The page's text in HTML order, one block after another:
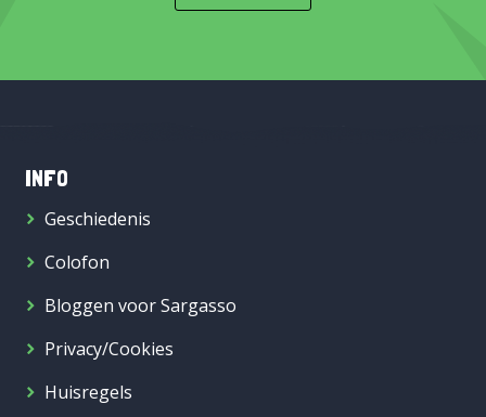
INFO
Geschiedenis
Colofon
Bloggen voor Sargasso
Privacy/Cookies
Huisregels